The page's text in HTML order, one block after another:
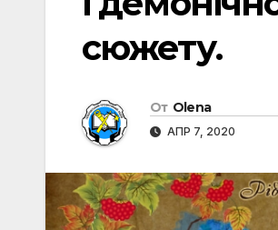
сюжету.
От Olena
АПР 7, 2020